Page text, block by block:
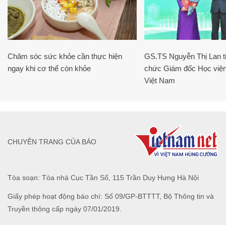
Chăm sóc sức khỏe cần thực hiện
ngay khi cơ thể còn khỏe
GS.TS Nguyễn Thị Lan
chức Giám đốc Học
Việt Nam
Tòa soạn: Tòa nhà Cục Tần Số, 115 Trần Duy Hưng Hà Nội
Giấy phép hoạt động báo chí: Số 09/GP-BTTTT, Bộ Thông tin và
Truyền thông cấp ngày 07/01/2019.
CHUYÊN TRANG CỦA BÁO